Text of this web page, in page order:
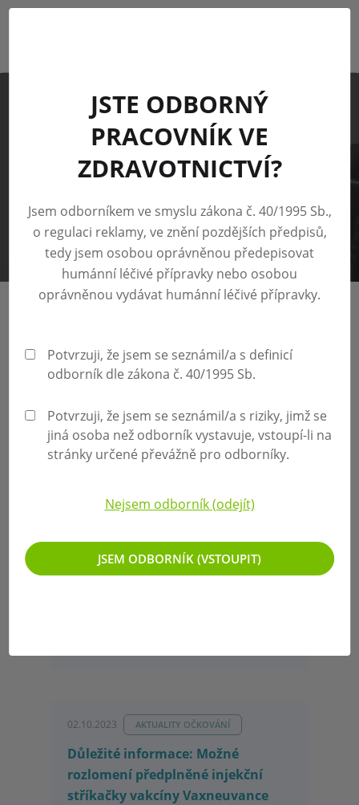
AKTUÁLNĚ
Přečtěte si aktuální informace ze světa očkování a
vakcín.
Nesoulad s Nařízením 2016/161 u
léčivého přípravku Adacel
29.11.2023 AKTUALITY OČKOVÁNÍ
02.10.2023 AKTUALITY OČKOVÁNÍ
Důležité informace: Možné
rozlomení předplněné injekční
stříkačky vakcíny Vaxneuvance
JSTE ODBORNÝ
PRACOVNÍK VE
ZDRAVOTNICTVÍ?
Jsem odborníkem ve smyslu zákona č. 40/1995 Sb.,
o regulaci reklamy, ve znění pozdějších předpisů,
tedy jsem osobou oprávněnou předepisovat
humánní léčivé přípravky nebo osobou
oprávněnou vydávat humánní léčivé přípravky.
Potvrzuji, že jsem se seznámil/a s definicí
odborník dle zákona č. 40/1995 Sb.
Potvrzuji, že jsem se seznámil/a s riziky, jimž se
jiná osoba než odborník vystavuje, vstoupí-li na
stránky určené převážně pro odborníky.
Nejsem odborník (odejít)
JSEM ODBORNÍK (VSTOUPIT)